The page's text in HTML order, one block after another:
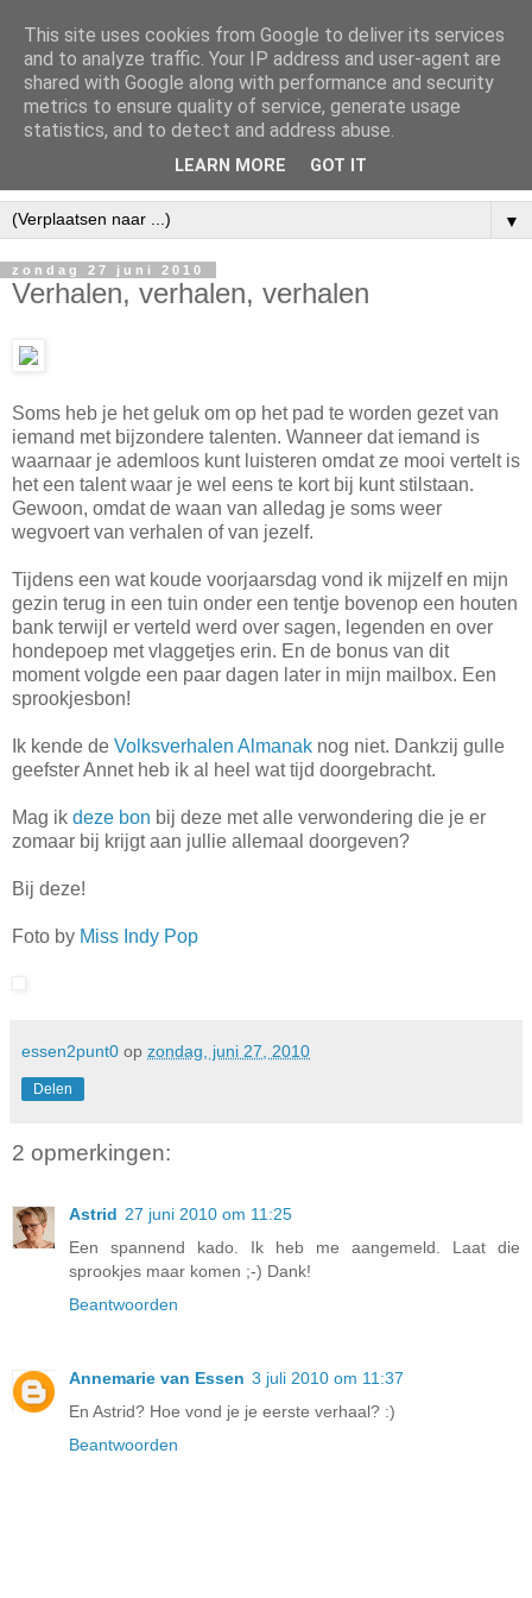
▼
zondag 27 juni 2010
Verhalen, verhalen, verhalen
Soms heb je het geluk om op het pad te worden gezet van
iemand met bijzondere talenten. Wanneer dat iemand is
waarnaar je ademloos kunt luisteren omdat ze mooi vertelt is
het een talent waar je wel eens te kort bij kunt stilstaan.
Gewoon, omdat de waan van alledag je soms weer
wegvoert van verhalen of van jezelf.
Tijdens een wat koude voorjaarsdag vond ik mijzelf en mijn
gezin terug in een tuin onder een tentje bovenop een houten
bank terwijl er verteld werd over sagen, legenden en over
hondepoep met vlaggetjes erin. En de bonus van dit
moment volgde een paar dagen later in mijn mailbox. Een
sprookjesbon!
Ik kende de Volksverhalen Almanak nog niet. Dankzij gulle
geefster Annet heb ik al heel wat tijd doorgebracht.
Mag ik deze bon bij deze met alle verwondering die je er
zomaar bij krijgt aan jullie allemaal doorgeven?
Bij deze!
Foto by Miss Indy Pop
essen2punt0 op zondag, juni 27, 2010
Delen
2 opmerkingen:
Astrid 27 juni 2010 om 11:25
Een spannend kado. Ik heb me aangemeld. Laat die
sprookjes maar komen ;-) Dank!
Beantwoorden
Annemarie van Essen 3 juli 2010 om 11:37
En Astrid? Hoe vond je je eerste verhaal? :)
Beantwoorden
This site uses cookies from Google to deliver its services
and to analyze traffic. Your IP address and user-agent are
shared with Google along with performance and security
metrics to ensure quality of service, generate usage
statistics, and to detect and address abuse.
LEARN MORE GOT IT